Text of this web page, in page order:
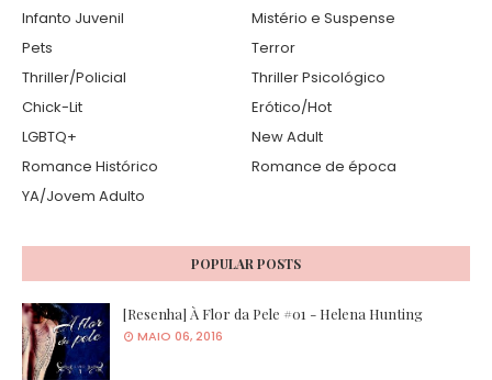
Infanto Juvenil
Mistério e Suspense
Pets
Terror
Thriller/Policial
Thriller Psicológico
Chick-Lit
Erótico/Hot
LGBTQ+
New Adult
Romance Histórico
Romance de época
YA/Jovem Adulto
POPULAR POSTS
[Resenha] À Flor da Pele #01 - Helena Hunting
MAIO 06, 2016